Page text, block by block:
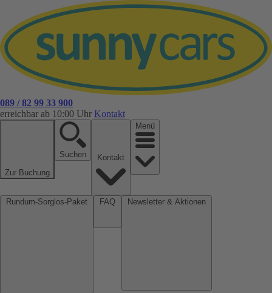
089 / 82 99 33 900
erreichbar ab 10:00 Uhr Kontakt
Zur Buchung
Suchen
Menü